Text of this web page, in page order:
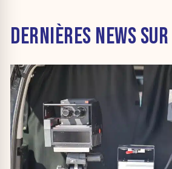
DERNIÈRES NEWS SUR